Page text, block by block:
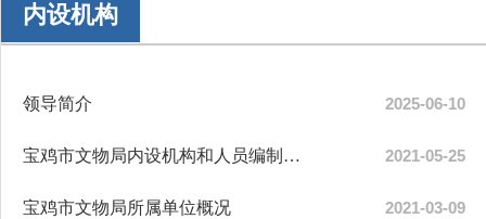
内设机构
领导简介 2025-06-10
宝鸡市文物局内设机构和人员编制规定 2021-05-25
宝鸡市文物局所属单位概况 2021-03-09